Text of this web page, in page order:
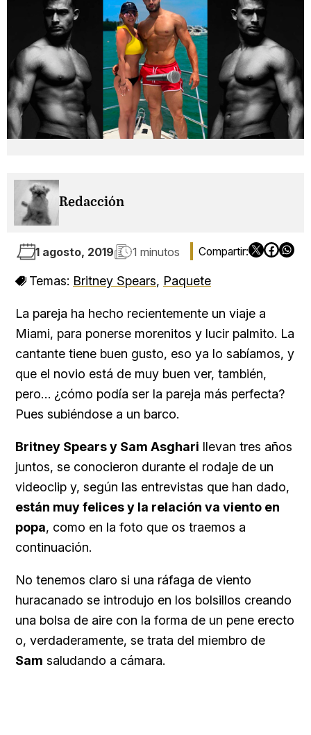
Redacción
1 agosto, 2019 1 minutos
Temas: Britney Spears, Paquete
La pareja ha hecho recientemente un viaje a
Miami, para ponerse morenitos y lucir palmito. La
cantante tiene buen gusto, eso ya lo sabíamos, y
que el novio está de muy buen ver, también,
pero… ¿cómo podía ser la pareja más perfecta?
Pues subiéndose a un barco.
Britney Spears y Sam Asghari llevan tres años
juntos, se conocieron durante el rodaje de un
videoclip y, según las entrevistas que han dado,
están muy felices y la relación va viento en
popa, como en la foto que os traemos a
continuación.
No tenemos claro si una ráfaga de viento
huracanado se introdujo en los bolsillos creando
una bolsa de aire con la forma de un pene erecto
o, verdaderamente, se trata del miembro de
Sam saludando a cámara.